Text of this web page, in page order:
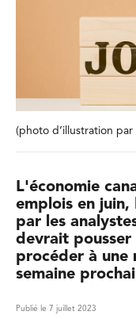
(photo d’illustration
L'économie
emplois en
par les
devrait pousser
procéder à une
semaine
Publié le 7 juillet 2023